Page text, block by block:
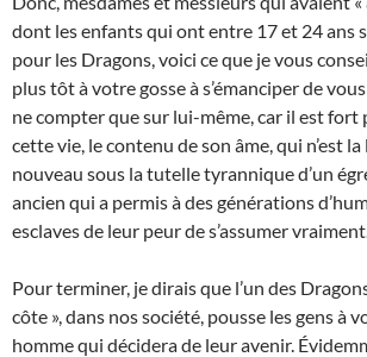
dont les enfants qui ont entre 17 et 24 ans
pour les Dragons, voici ce que je vous
plus tôt à votre gosse à s’émanciper de
ne compter que sur lui-même, car il est fort
cette vie, le contenu de son âme, qui n’est la
nouveau sous la tutelle tyrannique d’un
ancien qui a permis à des générations
esclaves de leur peur de s’assumer vraiment.
Pour terminer, je dirais que l’un des
côte », dans nos société, pousse les gens à
homme qui décidera de leur avenir.